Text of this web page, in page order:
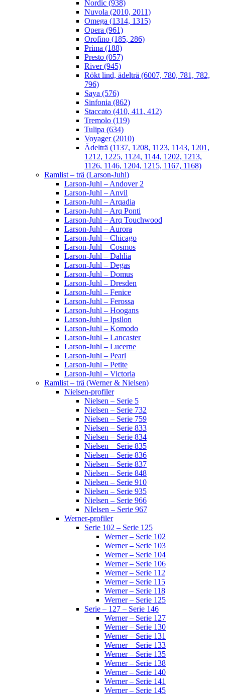
Nordic (938)
Nuvola (2010, 2011)
Omega (1314, 1315)
Opera (961)
Orofino (185, 286)
Prima (188)
Presto (057)
River (945)
Rökt lind, ädelträ (6007, 780, 781, 782,
796)
Saya (576)
Sinfonia (862)
Staccato (410, 411, 412)
Tremolo (119)
Tulipa (634)
Voyager (2010)
Ädelträ (1137, 1208, 1123, 1143, 1201,
1212, 1225, 1124, 1144, 1202, 1213,
1126, 1146, 1204, 1215, 1167, 1168)
Ramlist – trä (Larson-Juhl)
Larson-Juhl – Andover 2
Larson-Juhl – Anvil
Larson-Juhl – Arqadia
Larson-Juhl – Arq Ponti
Larson-Juhl – Arq Touchwood
Larson-Juhl – Aurora
Larson-Juhl – Chicago
Larson-Juhl – Cosmos
Larson-Juhl – Dahlia
Larson-Juhl – Degas
Larson-Juhl – Domus
Larson-Juhl – Dresden
Larson-Juhl – Fenice
Larson-Juhl – Ferossa
Larson-Juhl – Hoogans
Larson-Juhl – Ipsilon
Larson-Juhl – Komodo
Larson-Juhl – Lancaster
Larson-Juhl – Lucerne
Larson-Juhl – Pearl
Larson-Juhl – Petite
Larson-Juhl – Victoria
Ramlist – trä (Werner & Nielsen)
Nielsen-profiler
Nielsen – Serie 5
Nielsen – Serie 732
Nielsen – Serie 759
Nielsen – Serie 833
Nielsen – Serie 834
Nielsen – Serie 835
Nielsen – Serie 836
Nielsen – Serie 837
Nielsen – Serie 848
Nielsen – Serie 910
Nielsen – Serie 935
Nielsen – Serie 966
NIelsen – Serie 967
Werner-profiler
Serie 102 – Serie 125
Werner – Serie 102
Werner – Serie 103
Werner – Serie 104
Werner – Serie 106
Werner – Serie 112
Werner – Serie 115
Werner – Serie 118
Werner – Serie 125
Serie – 127 – Serie 146
Werner – Serie 127
Werner – Serie 130
Werner – Serie 131
Werner – Serie 133
Werner – Serie 135
Werner – Serie 138
Werner – Serie 140
Werner – Serie 141
Werner – Serie 145